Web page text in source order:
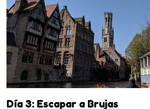
Día 3: Escapar a Brujas